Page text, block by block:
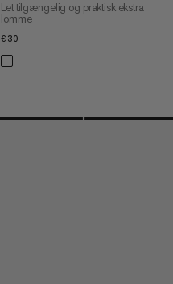
Let tilgængelig og praktisk ekstra
lomme
€30